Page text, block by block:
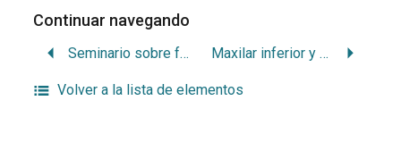
Continuar navegando
Seminario sobre formación del odontólogo como cirujano bucomaxilofacial (1988 dic. 2-3:Punta del Este) Maxilar inferior y articulación temporomandibular: enfoque ortopédico
Volver a la lista de elementos